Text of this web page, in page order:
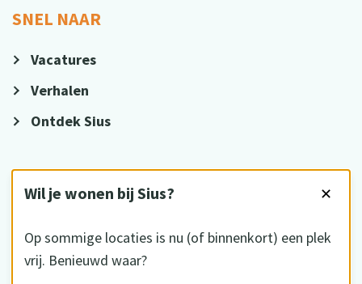
Wil je wonen bij Sius? ✕
Op sommige locaties is nu (of binnenkort) een plek
vrij. Benieuwd waar?
SNEL NAAR
Vacatures
Verhalen
Ontdek Sius